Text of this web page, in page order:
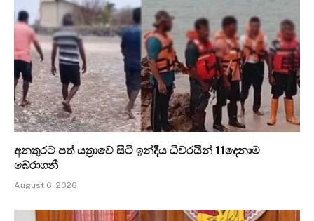
අනතුරට පත් යත්‍රාවේ සිටි ඉන්දීය ධීවරයින් 11දෙනාම
බේරාගනී
August 6, 2026